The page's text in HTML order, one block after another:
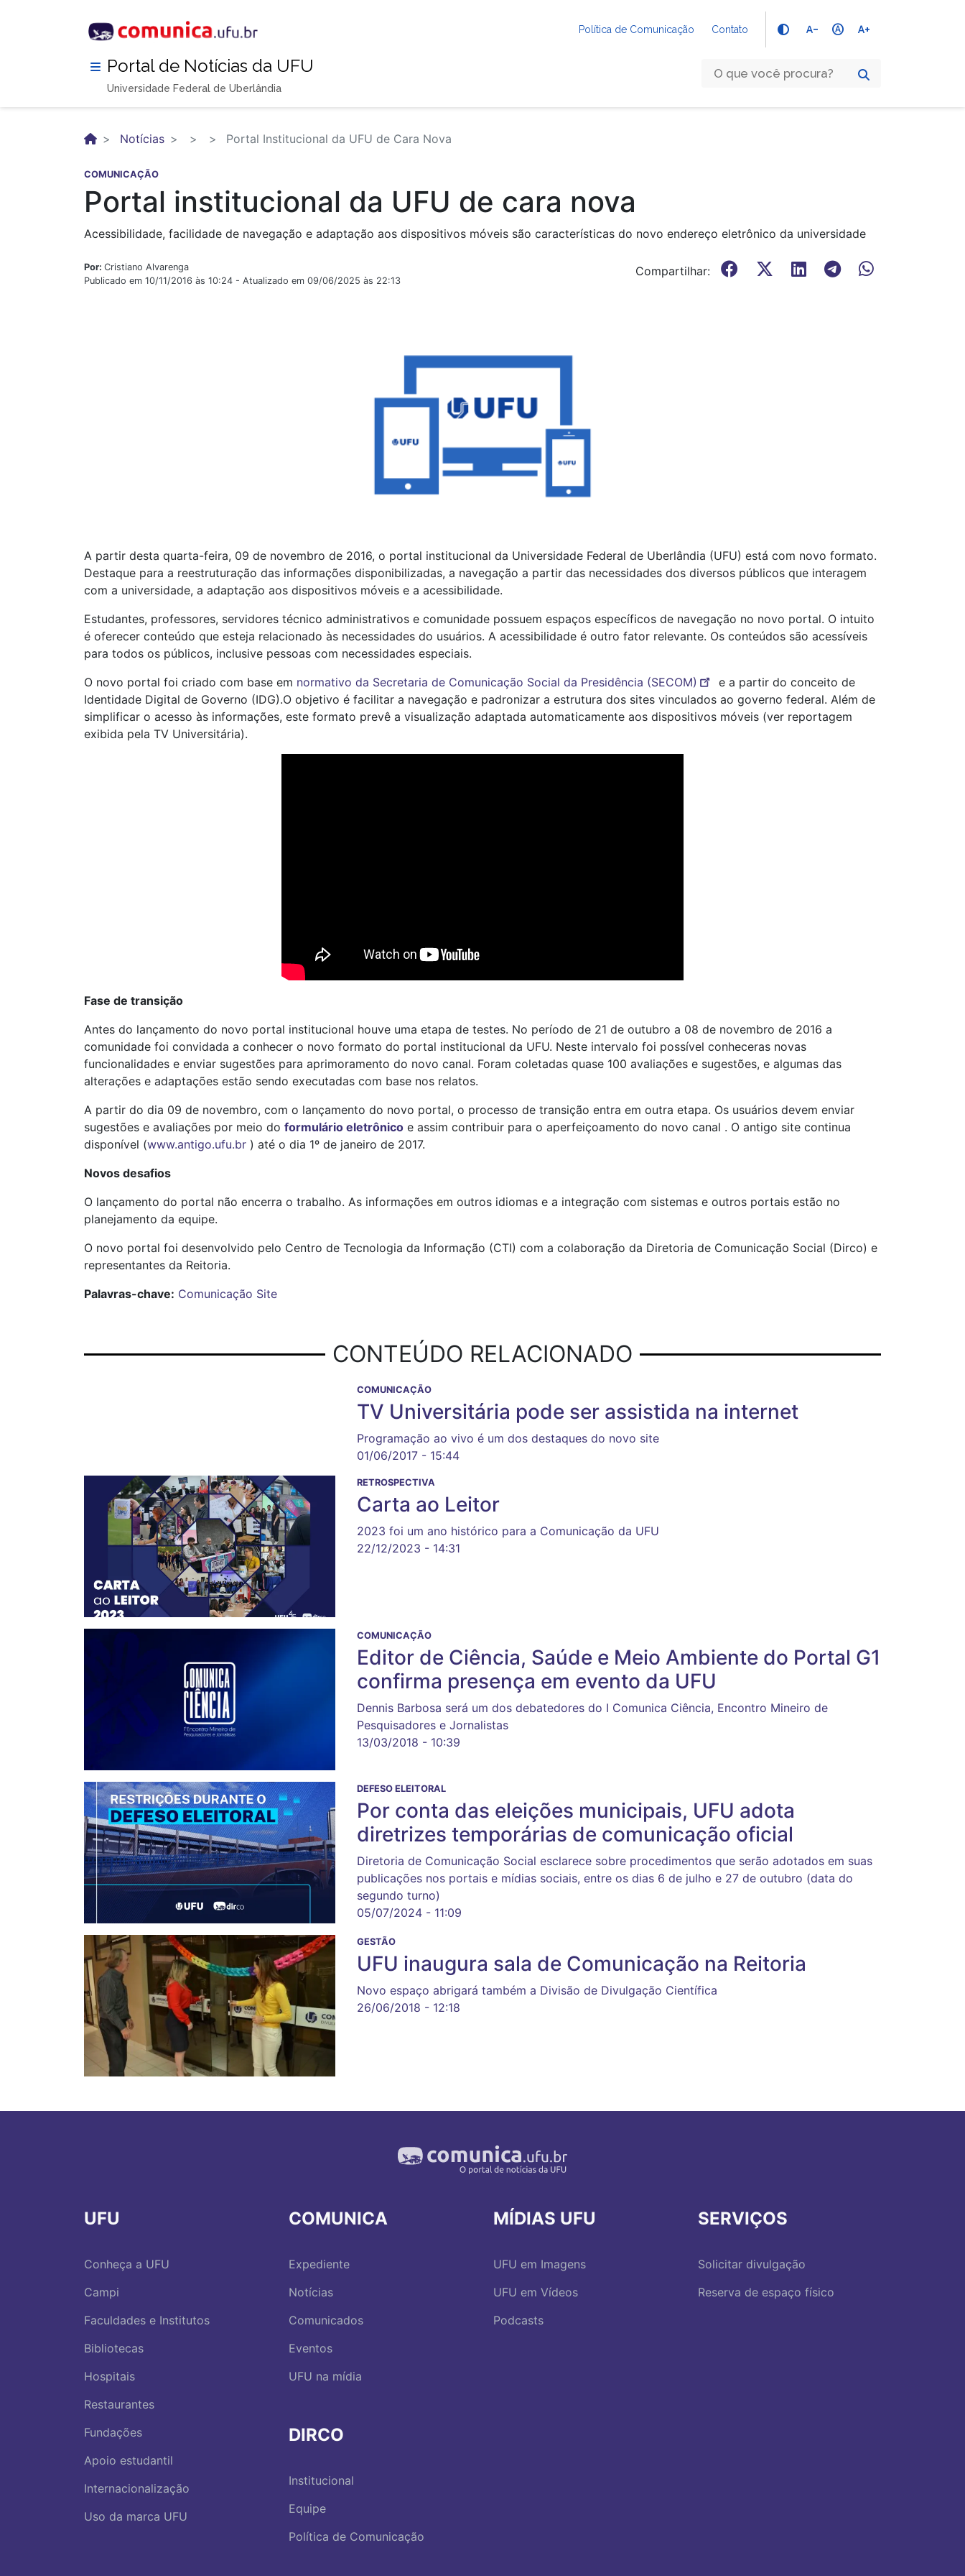
Política de Comunicação Contato text_decrease hdr_auto text_increase
Portal de Notícias da UFU
Universidade Federal de Uberlândia
Notícias Portal Institucional da UFU de Cara Nova
COMUNICAÇÃO
Portal institucional da UFU de cara nova
Acessibilidade, facilidade de navegação e adaptação aos dispositivos móveis são características do novo endereço eletrônico da universidade
Por: Cristiano Alvarenga
Publicado em 10/11/2016 às 10:24 - Atualizado em 09/06/2025 às 22:13
Compartilhar:
A partir desta quarta-feira, 09 de novembro de 2016, o portal institucional da Universidade Federal de Uberlândia (UFU) está com novo formato.
Destaque para a reestruturação das informações disponibilizadas, a navegação a partir das necessidades dos diversos públicos que interagem
com a universidade, a adaptação aos dispositivos móveis e a acessibilidade.
Estudantes, professores, servidores técnico administrativos e comunidade possuem espaços específicos de navegação no novo portal. O intuito
é oferecer conteúdo que esteja relacionado às necessidades do usuários. A acessibilidade é outro fator relevante. Os conteúdos são acessíveis
para todos os públicos, inclusive pessoas com necessidades especiais.
O novo portal foi criado com base em normativo da Secretaria de Comunicação Social da Presidência (SECOM)
e a partir do conceito de
Identidade Digital de Governo (IDG).O objetivo é facilitar a navegação e padronizar a estrutura dos sites vinculados ao governo federal. Além de
simplificar o acesso às informações, este formato prevê a visualização adaptada automaticamente aos dispositivos móveis (ver reportagem
exibida pela TV Universitária).
Fase de transição
Antes do lançamento do novo portal institucional houve uma etapa de testes. No período de 21 de outubro a 08 de novembro de 2016 a
comunidade foi convidada a conhecer o novo formato do portal institucional da UFU. Neste intervalo foi possível conheceras novas
funcionalidades e enviar sugestões para aprimoramento do novo canal. Foram coletadas quase 100 avaliações e sugestões, e algumas das
alterações e adaptações estão sendo executadas com base nos relatos.
A partir do dia 09 de novembro, com o lançamento do novo portal, o processo de transição entra em outra etapa. Os usuários devem enviar
sugestões e avaliações por meio do formulário eletrônico e assim contribuir para o aperfeiçoamento do novo canal . O antigo site continua
disponível (www.antigo.ufu.br ) até o dia 1º de janeiro de 2017.
Novos desafios
O lançamento do portal não encerra o trabalho. As informações em outros idiomas e a integração com sistemas e outros portais estão no
planejamento da equipe.
O novo portal foi desenvolvido pelo Centro de Tecnologia da Informação (CTI) com a colaboração da Diretoria de Comunicação Social (Dirco) e
representantes da Reitoria.
Palavras-chave: Comunicação Site
CONTEÚDO RELACIONADO
COMUNICAÇÃO
TV Universitária pode ser assistida na internet
Programação ao vivo é um dos destaques do novo site
01/06/2017 - 15:44
RETROSPECTIVA
Carta ao Leitor
2023 foi um ano histórico para a Comunicação da UFU
22/12/2023 - 14:31
COMUNICAÇÃO
Editor de Ciência, Saúde e Meio Ambiente do Portal G1
confirma presença em evento da UFU
Dennis Barbosa será um dos debatedores do I Comunica Ciência, Encontro Mineiro de
Pesquisadores e Jornalistas
13/03/2018 - 10:39
DEFESO ELEITORAL
Por conta das eleições municipais, UFU adota
diretrizes temporárias de comunicação oficial
Diretoria de Comunicação Social esclarece sobre procedimentos que serão adotados em suas
publicações nos portais e mídias sociais, entre os dias 6 de julho e 27 de outubro (data do
segundo turno)
05/07/2024 - 11:09
GESTÃO
UFU inaugura sala de Comunicação na Reitoria
Novo espaço abrigará também a Divisão de Divulgação Científica
26/06/2018 - 12:18
UFU
Conheça a UFU
Campi
Faculdades e Institutos
Bibliotecas
Hospitais
Restaurantes
Fundações
Apoio estudantil
Internacionalização
Uso da marca UFU
COMUNICA
Expediente
Notícias
Comunicados
Eventos
UFU na mídia
DIRCO
Institucional
Equipe
Política de Comunicação
MÍDIAS UFU
UFU em Imagens
UFU em Vídeos
Podcasts
SERVIÇOS
Solicitar divulgação
Reserva de espaço físico